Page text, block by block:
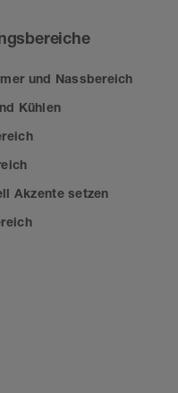
und Nassbereich
Kühlen
Akzente setzen